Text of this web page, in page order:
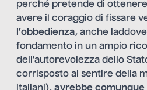
perché pretende di
avere il coraggio di fissare
l’obbedienza, anche
fondamento in un ampio
dell’autorevolezza dello
corrisposto al sentire della